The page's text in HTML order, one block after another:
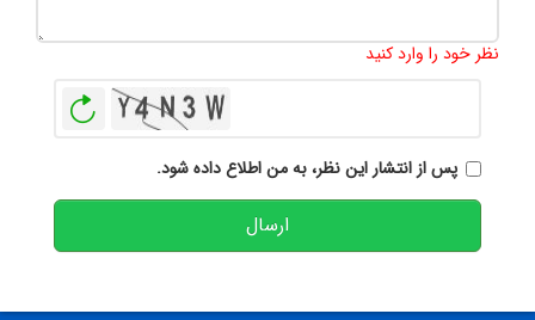
نظر خود را وارد کنید
پس از انتشار این نظر، به من اطلاع داده شود.
ارسال